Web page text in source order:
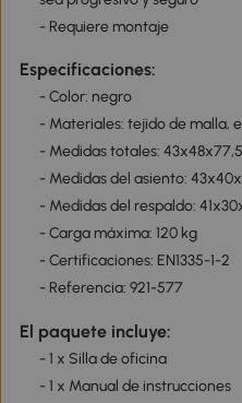
- Requiere montaje
Especificaciones:
- Color: negro
- Materiales: tejido de malla,
- Medidas totales:
- Medidas del asiento:
- Medidas del respaldo:
- Carga máxima: 120 kg
- Certificaciones: EN1335-1-2
- Referencia: 921-577
El paquete incluye:
- 1 x Silla de oficina
- 1 x Manual de instrucciones